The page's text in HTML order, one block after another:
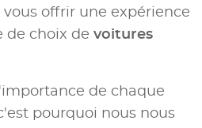
vous offrir une expérience
de choix de voitures
de chaque
pourquoi nous nous